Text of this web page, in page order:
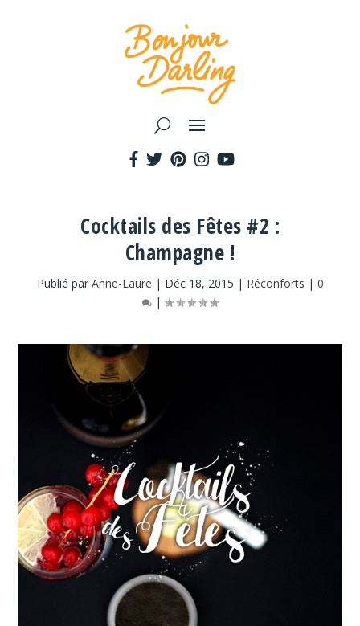
Cocktails des Fêtes #2 :
Champagne !
Publié par Anne-Laure | Déc 18, 2015 | Réconforts | 0
|